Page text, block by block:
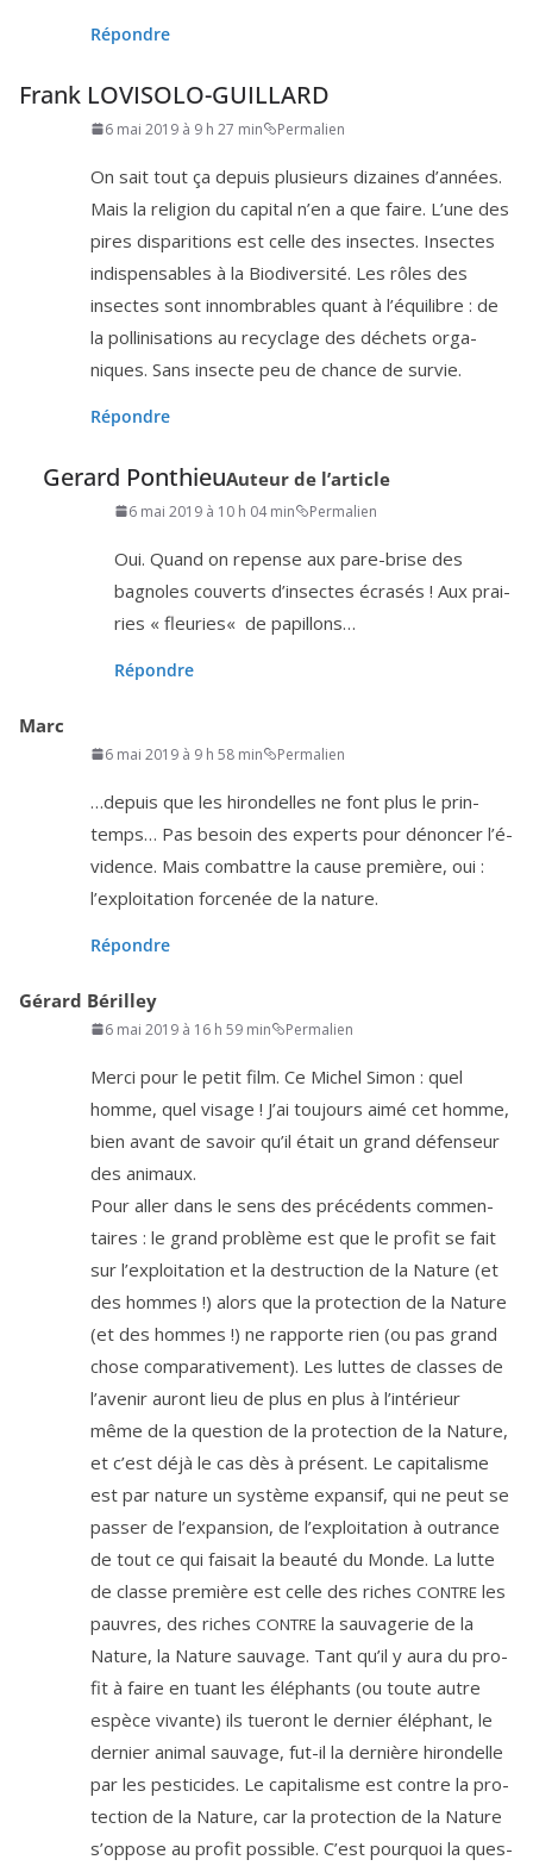
Répondre
Frank LOVISOLO-GUILLARD
6 mai 2019 à 9 h 27 min Permalien
On sait tout ça depuis plu­sieurs dizaines d’an­nées.
Mais la reli­gion du capi­tal n’en a que faire. L’une des
pires dis­pa­ri­tions est celle des insectes. Insectes
indis­pen­sables à la Biodiversité. Les rôles des
insectes sont innom­brables quant à l’é­qui­libre : de
la pol­li­ni­sa­tions au recy­clage des déchets orga­
niques. Sans insecte peu de chance de survie.
Répondre
Gerard PonthieuAuteur de l’article
6 mai 2019 à 10 h 04 min Permalien
Oui. Quand on repense aux pare-brise des
bagnoles cou­verts d’in­sectes écra­sés ! Aux prai­
ries « fleu­ries« de papillons…
Répondre
Marc
6 mai 2019 à 9 h 58 min Permalien
…depuis que les hiron­delles ne font plus le prin­
temps… Pas besoin des experts pour dénon­cer l’é­
vi­dence. Mais com­battre la cause pre­mière, oui :
l’ex­ploi­ta­tion for­ce­née de la nature.
Répondre
Gérard Bérilley
6 mai 2019 à 16 h 59 min Permalien
Merci pour le petit film. Ce Michel Simon : quel
homme, quel visage ! J’ai tou­jours aimé cet homme,
bien avant de savoir qu’il était un grand défen­seur
des animaux.
Pour aller dans le sens des pré­cé­dents com­men­
taires : le grand pro­blème est que le pro­fit se fait
sur l’ex­ploi­ta­tion et la des­truc­tion de la Nature (et
des hommes !) alors que la pro­tec­tion de la Nature
(et des hommes !) ne rap­porte rien (ou pas grand
chose com­pa­ra­ti­ve­ment). Les luttes de classes de
l’a­ve­nir auront lieu de plus en plus à l’in­té­rieur
même de la ques­tion de la pro­tec­tion de la Nature,
et c’est déjà le cas dès à pré­sent. Le capi­ta­lisme
est par nature un sys­tème expan­sif, qui ne peut se
pas­ser de l’ex­pan­sion, de l’ex­ploi­ta­tion à outrance
de tout ce qui fai­sait la beau­té du Monde. La lutte
de classe pre­mière est celle des riches CONTRE les
pauvres, des riches CONTRE la sau­va­ge­rie de la
Nature, la Nature sau­vage. Tant qu’il y aura du pro­
fit à faire en tuant les élé­phants (ou toute autre
espèce vivante) ils tue­ront le der­nier élé­phant, le
der­nier ani­mal sau­vage, fut-il la der­nière hiron­delle
par les pes­ti­cides. Le capi­ta­lisme est contre la pro­
tec­tion de la Nature, car la pro­tec­tion de la Nature
s’op­pose au pro­fit pos­sible. C’est pour­quoi la ques­